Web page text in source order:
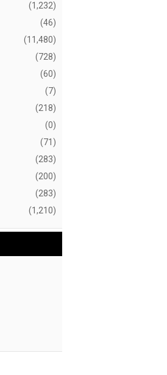
(1,232)
(46)
(11,480)
(728)
(60)
(7)
(218)
(0)
(71)
(283)
(200)
(283)
(1,210)